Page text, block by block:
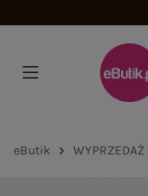
eButik WYPRZEDAŻ